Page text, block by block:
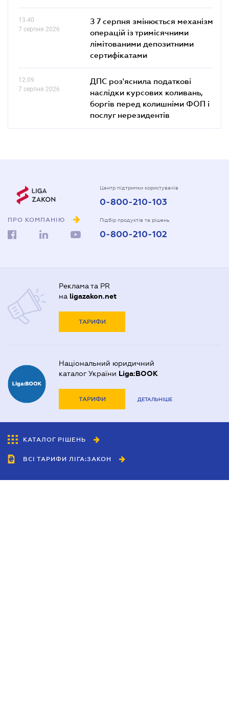
13.40
7 серпня 2026
З 7 серпня змінюється механізм
операцій із тримісячними
лімітованими депозитними
сертифікатами
12.09
7 серпня 2026
ДПС роз'яснила податкові
наслідки курсових коливань,
боргів перед колишніми ФОП і
послуг нерезидентів
ПРО КОМПАНІЮ
Центр підтримки користувачів
0-800-210-103
Підбір продуктів та рішень
0-800-210-102
Реклама та PR
на ligazakon.net
ТАРИФИ
Національний юридичний
каталог України Liga:BOOK
ТАРИФИ ДЕТАЛЬНІШЕ
КАТАЛОГ РІШЕНЬ
ВСІ ТАРИФИ ЛІГА:ЗАКОН